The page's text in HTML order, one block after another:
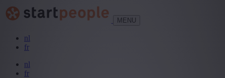
MENU
nl
fr
nl
fr